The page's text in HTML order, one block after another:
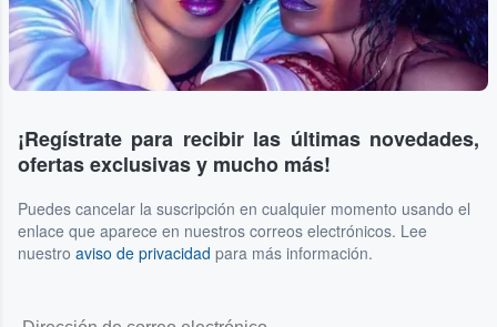
¡Regístrate para recibir las últimas novedades,
ofertas exclusivas y mucho más!
Puedes cancelar la suscripción en cualquier momento usando el
enlace que aparece en nuestros correos electrónicos. Lee
nuestro aviso de privacidad para más información.